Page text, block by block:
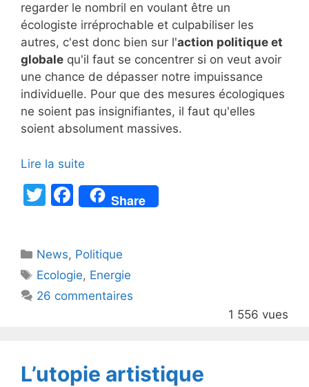
regarder le nombril en voulant être un
écologiste irréprochable et culpabiliser les
autres, c'est donc bien sur l'action politique et
globale qu'il faut se concentrer si on veut avoir
une chance de dépasser notre impuissance
individuelle. Pour que des mesures écologiques
ne soient pas insignifiantes, il faut qu'elles
soient absolument massives.
Lire la suite
T
er
F
a
e
b
o
Share
Catégories
News, Politique
Étiquettes
Ecologie, Energie
26 commentaires
1 556 vues
L’utopie artistique